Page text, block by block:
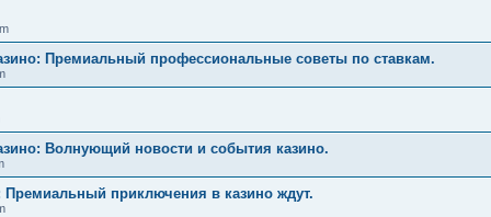
Премиальный профессиональные советы по ставкам.
Волнующий новости и события казино.
Премиальный приключения в казино ждут.